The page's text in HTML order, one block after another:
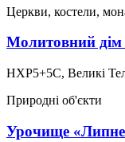
Церкви, костели,
Молитовний
HXP5+5C, Великі
Природні об'єкти
Урочище